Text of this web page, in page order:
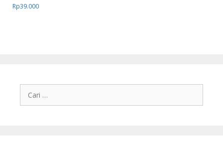
Rp39.000